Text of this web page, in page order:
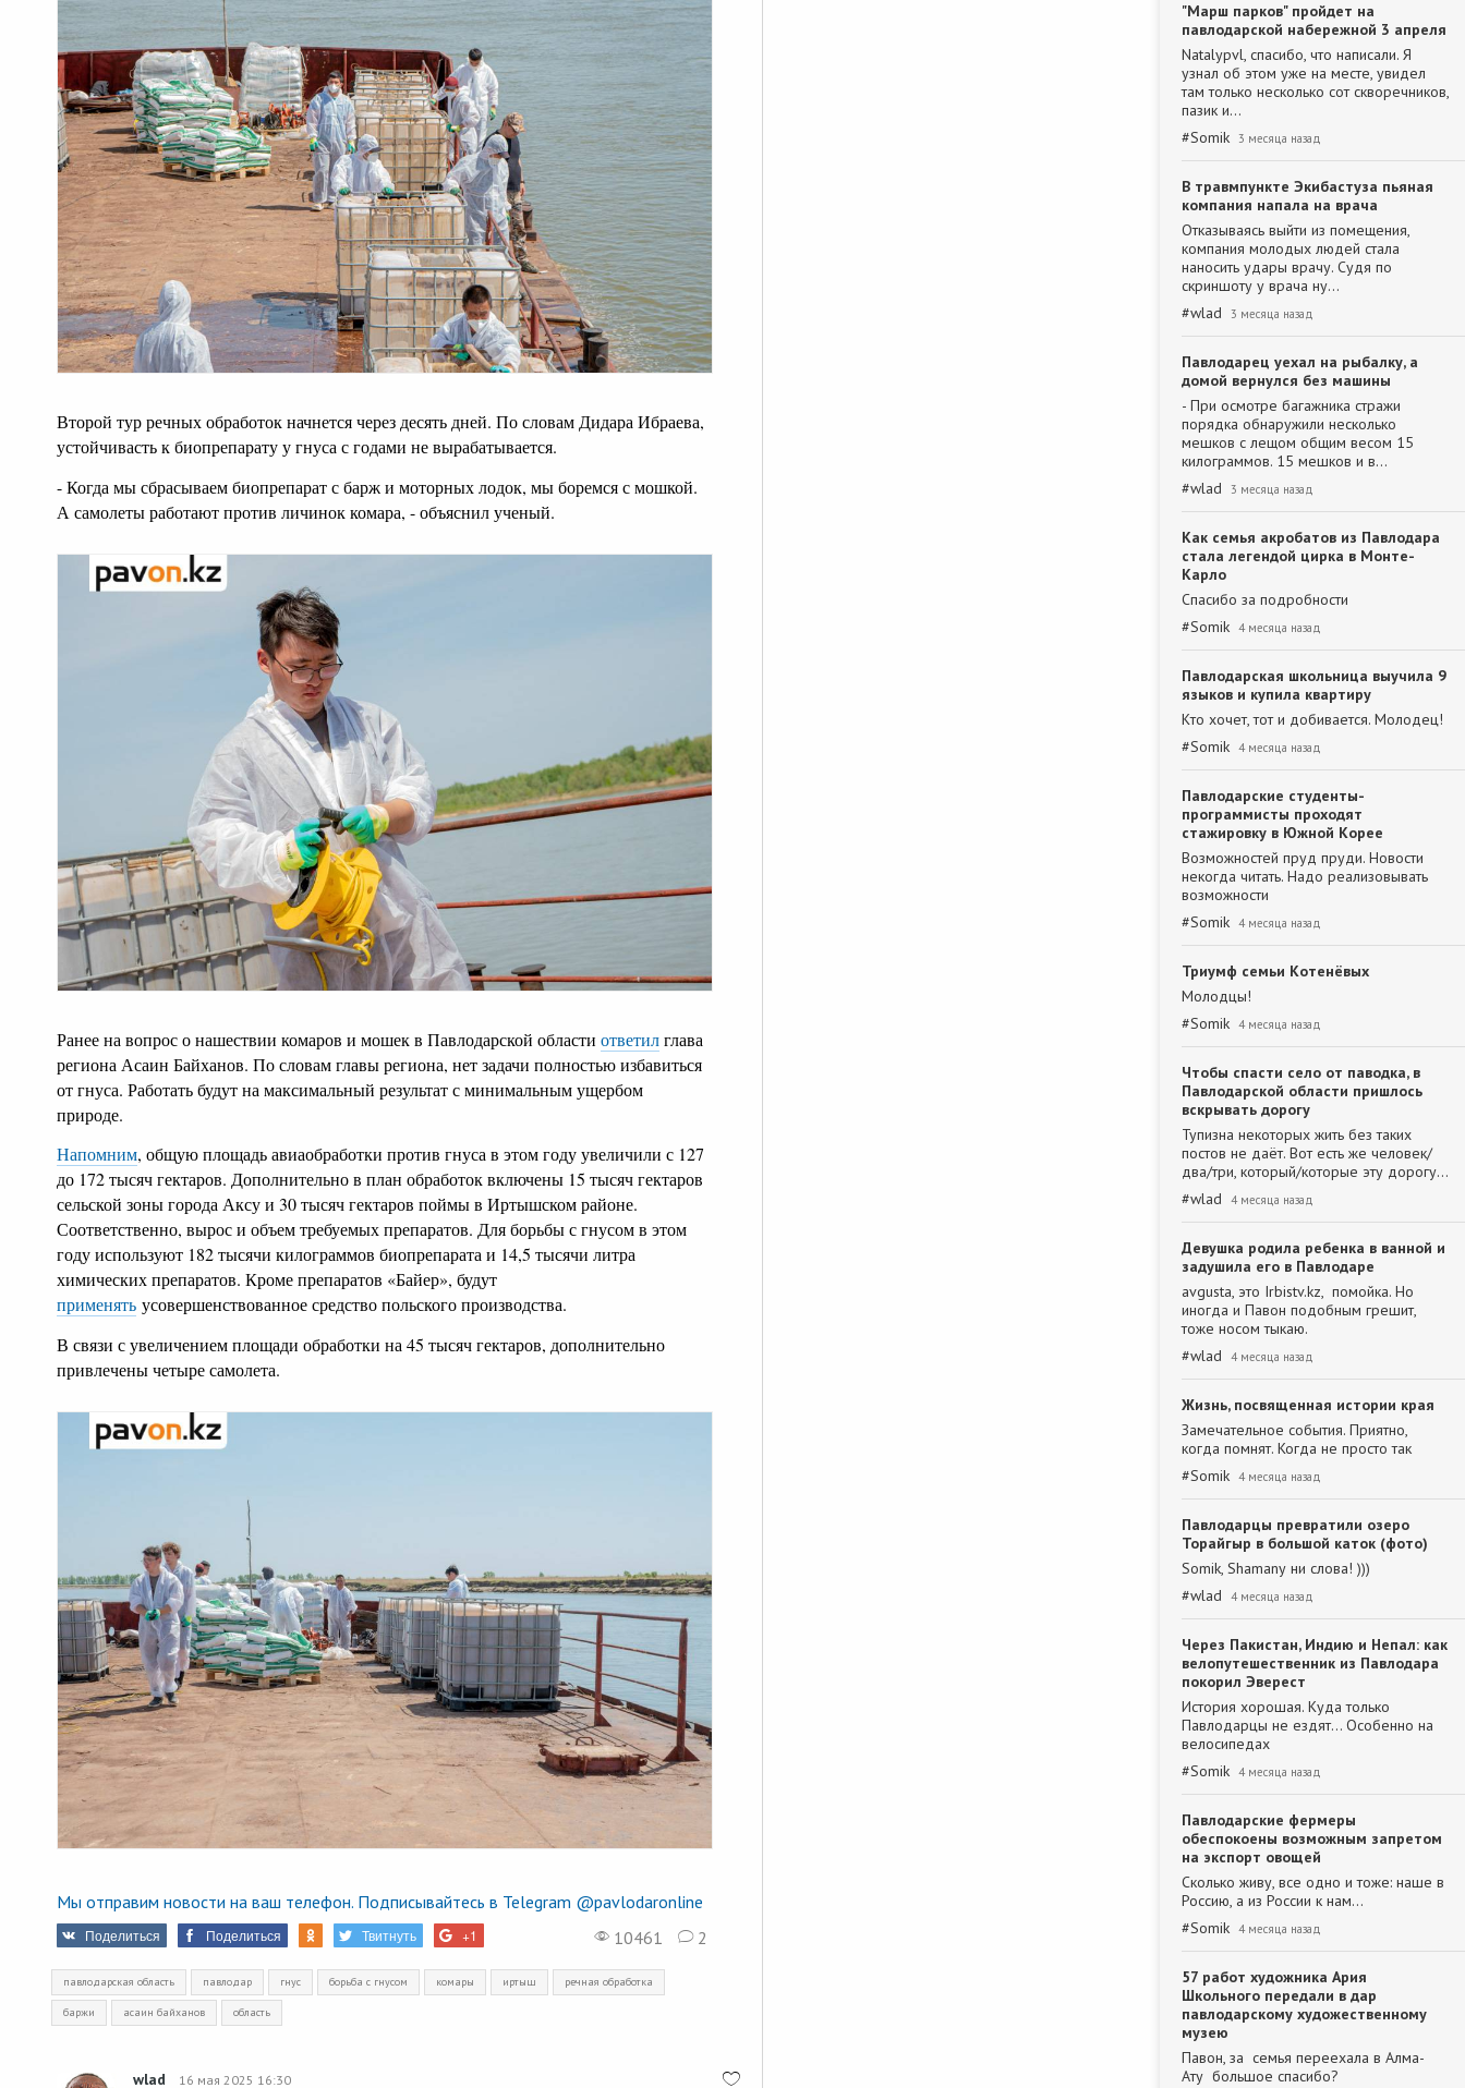
Второй тур речных обработок начнется через десять дней. По словам Дидара Ибраева,
устойчивасть к биопрепарату у гнуса с годами не вырабатывается.
- Когда мы сбрасываем биопрепарат с барж и моторных лодок, мы боремся с мошкой.
А самолеты работают против личинок комара, - объяснил ученый.
Ранее на вопрос о нашествии комаров и мошек в Павлодарской области ответилглава
региона Асаин Байханов. По словам главы региона, нет задачи полностью избавиться
от гнуса. Работать будут на максимальный результат с минимальным ущербом
природе.
Напомним, общую площадь авиаобработки против гнуса в этом году увеличили с 127
до 172 тысяч гектаров. Дополнительно в план обработок включены 15 тысяч гектаров
сельской зоны города Аксу и 30 тысяч гектаров поймы в Иртышском районе.
Соответственно, вырос и объем требуемых препаратов. Для борьбы с гнусом в этом
году используют 182 тысячи килограммов биопрепарата и 14,5 тысячи литра
химических препаратов. Кроме препаратов «Байер», будут
применять усовершенствованное средство польского производства.
В связи с увеличением площади обработки на 45 тысяч гектаров, дополнительно
привлечены четыре самолета.
Мы отправим новости на ваш телефон. Подписывайтесь в Telegram @pavlodaronline
Поделиться Поделиться Твитнуть +1 10461 2
павлодарская область павлодар гнус борьба с гнусом комары иртыш речная обработка
баржи асаин байханов область
wlad 16 мая 2025 16:30
"Марш парков" пройдет на
павлодарской набережной 3 апреля
Natalypvl, спасибо, что написали. Я
узнал об этом уже на месте, увидел
там только несколько сот скворечников,
пазик и…
#Somik 3 месяца назад
В травмпункте Экибастуза пьяная
компания напала на врача
Отказываясь выйти из помещения,
компания молодых людей стала
наносить удары врачу. Судя по
скриншоту у врача ну…
#wlad 3 месяца назад
Павлодарец уехал на рыбалку, а
домой вернулся без машины
- При осмотре багажника стражи
порядка обнаружили несколько
мешков с лещом общим весом 15
килограммов. 15 мешков и в…
#wlad 3 месяца назад
Как семья акробатов из Павлодара
стала легендой цирка в Монте-
Карло
Спасибо за подробности
#Somik 4 месяца назад
Павлодарская школьница выучила 9
языков и купила квартиру
Кто хочет, тот и добивается. Молодец!
#Somik 4 месяца назад
Павлодарские студенты-
программисты проходят
стажировку в Южной Корее
Возможностей пруд пруди. Новости
некогда читать. Надо реализовывать
возможности
#Somik 4 месяца назад
Триумф семьи Котенёвых
Молодцы!
#Somik 4 месяца назад
Чтобы спасти село от паводка, в
Павлодарской области пришлось
вскрывать дорогу
Тупизна некоторых жить без таких
постов не даёт. Вот есть же человек/
два/три, который/которые эту дорогу…
#wlad 4 месяца назад
Девушка родила ребенка в ванной и
задушила его в Павлодаре
avgusta, это Irbistv.kz, помойка. Но
иногда и Павон подобным грешит,
тоже носом тыкаю.
#wlad 4 месяца назад
Жизнь, посвященная истории края
Замечательное события. Приятно,
когда помнят. Когда не просто так
#Somik 4 месяца назад
Павлодарцы превратили озеро
Торайгыр в большой каток (фото)
Somik, Shamanу ни слова! )))
#wlad 4 месяца назад
Через Пакистан, Индию и Непал: как
велопутешественник из Павлодара
покорил Эверест
История хорошая. Куда только
Павлодарцы не ездят... Особенно на
велосипедах
#Somik 4 месяца назад
Павлодарские фермеры
обеспокоены возможным запретом
на экспорт овощей
Сколько живу, все одно и тоже: наше в
Россию, а из России к нам...
#Somik 4 месяца назад
57 работ художника Ария
Школьного передали в дар
павлодарскому художественному
музею
Павон, за семья переехала в Алма-
Ату большое спасибо?